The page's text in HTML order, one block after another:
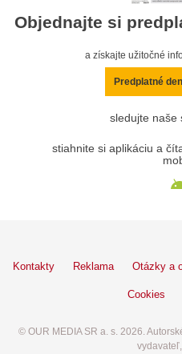
Objednajte si
a získajte užitočné
Predplatné
sledujte naše
stiahnite si aplikáciu a
Kontakty Reklama Otázky a
Cookies
© OUR MEDIA SR a. s. 2026.
vydavateľ,